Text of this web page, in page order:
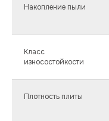
Накопление пыли
Класс
износостойкости
Плотность плиты